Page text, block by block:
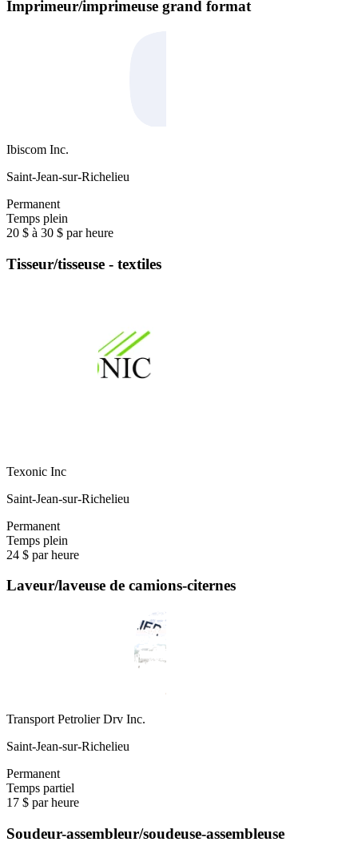
Imprimeur/imprimeuse grand format
Ibiscom Inc.
Saint-Jean-sur-Richelieu
Permanent
Temps plein
20 $ à 30 $ par heure
Tisseur/tisseuse - textiles
Texonic Inc
Saint-Jean-sur-Richelieu
Permanent
Temps plein
24 $ par heure
Laveur/laveuse de camions-citernes
Transport Petrolier Drv Inc.
Saint-Jean-sur-Richelieu
Permanent
Temps partiel
17 $ par heure
Soudeur-assembleur/soudeuse-assembleuse